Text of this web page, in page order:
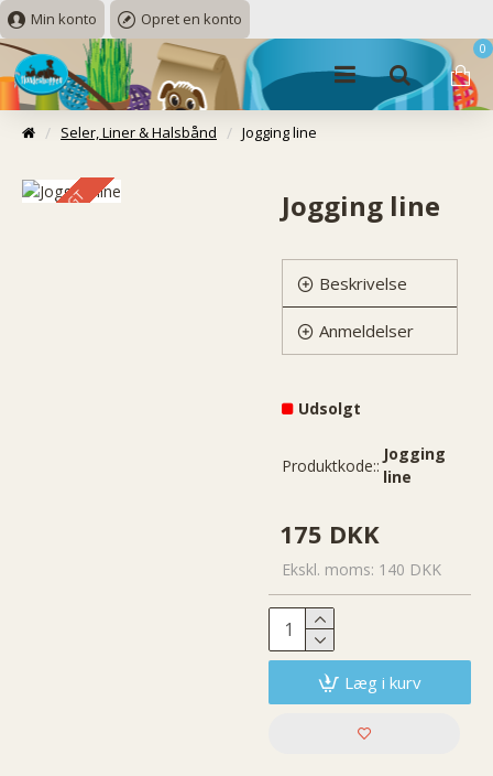
Min konto Opret en konto
0
Seler, Liner & Halsbånd Jogging line
UDSOLGT Jogging line
Beskrivelse
Anmeldelser
175 DKK
Ekskl. moms: 140 DKK
Udsolgt
Produktkode::
Jogging
line
Læg i kurv